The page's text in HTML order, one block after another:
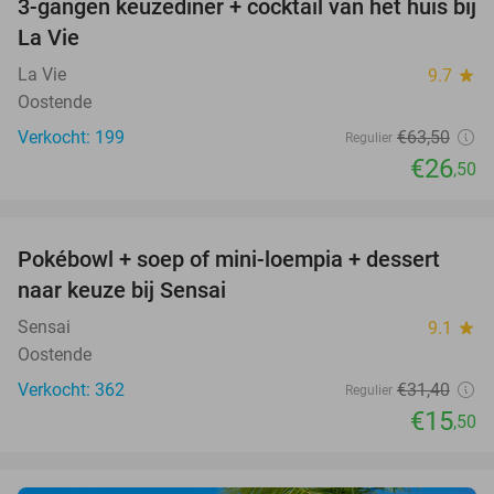
58%
3-gangen keuzediner + cocktail van het huis bij
La Vie
La Vie 9.7 star
Oostende
Verkocht: 199
Regulier €63,50
€26,50
51%
Pokébowl + soep of mini-loempia + dessert
naar keuze bij Sensai
Sensai 9.1 star
Oostende
Verkocht: 362
Regulier €31,40
€15,50